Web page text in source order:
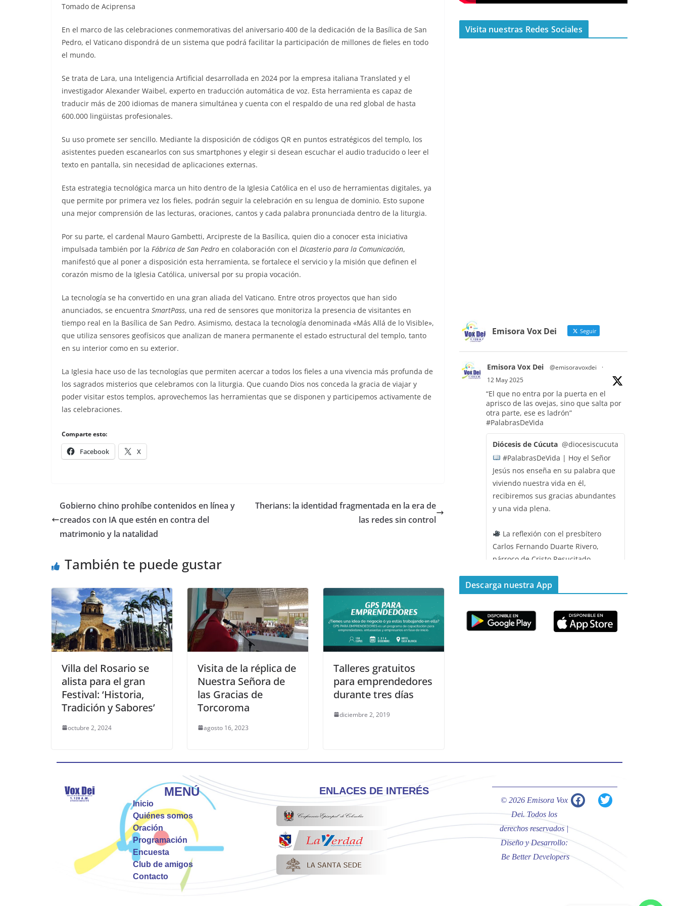
Tomado de Aciprensa
En el marco de las celebraciones conmemorativas del aniversario 400 de la dedicación de la Basílica de San
Pedro, el Vaticano dispondrá de un sistema que podrá facilitar la participación de millones de fieles en todo
el mundo.
Se trata de Lara, una Inteligencia Artificial desarrollada en 2024 por la empresa italiana Translated y el
investigador Alexander Waibel, experto en traducción automática de voz. Esta herramienta es capaz de
traducir más de 200 idiomas de manera simultánea y cuenta con el respaldo de una red global de hasta
600.000 lingüistas profesionales.
Su uso promete ser sencillo. Mediante la disposición de códigos QR en puntos estratégicos del templo, los
asistentes pueden escanearlos con sus smartphones y elegir si desean escuchar el audio traducido o leer el
texto en pantalla, sin necesidad de aplicaciones externas.
Esta estrategia tecnológica marca un hito dentro de la Iglesia Católica en el uso de herramientas digitales, ya
que permite por primera vez los fieles, podrán seguir la celebración en su lengua de dominio. Esto supone
una mejor comprensión de las lecturas, oraciones, cantos y cada palabra pronunciada dentro de la liturgia.
Por su parte, el cardenal Mauro Gambetti, Arcipreste de la Basílica, quien dio a conocer esta iniciativa
impulsada también por la Fábrica de San Pedro en colaboración con el Dicasterio para la Comunicación,
manifestó que al poner a disposición esta herramienta, se fortalece el servicio y la misión que definen el
corazón mismo de la Iglesia Católica, universal por su propia vocación.
La tecnología se ha convertido en una gran aliada del Vaticano. Entre otros proyectos que han sido
anunciados, se encuentra SmartPass, una red de sensores que monitoriza la presencia de visitantes en
tiempo real en la Basílica de San Pedro. Asimismo, destaca la tecnología denominada «Más Allá de lo Visible»,
que utiliza sensores geofísicos que analizan de manera permanente el estado estructural del templo, tanto
en su interior como en su exterior.
La Iglesia hace uso de las tecnologías que permiten acercar a todos los fieles a una vivencia más profunda de
los sagrados misterios que celebramos con la liturgia. Que cuando Dios nos conceda la gracia de viajar y
poder visitar estos templos, aprovechemos las herramientas que se disponen y participemos activamente de
las celebraciones.
Comparte esto:
Facebook X
Gobierno chino prohíbe contenidos en línea y
creados con IA que estén en contra del
matrimonio y la natalidad
Therians: la identidad fragmentada en la era de
las redes sin control
También te puede gustar
Villa del Rosario se
alista para el gran
Festival: ‘Historia,
Tradición y Sabores’
octubre 2, 2024
Visita de la réplica de
Nuestra Señora de
las Gracias de
Torcoroma
agosto 16, 2023
Talleres gratuitos
para emprendedores
durante tres días
diciembre 2, 2019
Visita nuestras Redes Sociales
Emisora Vox Dei Seguir
Emisora Vox Dei @emisoravoxdei
·
12 May 2025
“El que no entra por la puerta en el
aprisco de las ovejas, sino que salta por
otra parte, ese es ladrón”
#PalabrasDeVida
Diócesis de Cúcuta @diocesiscucuta
#PalabrasDeVida | Hoy el Señor
Jesús nos enseña en su palabra que
viviendo nuestra vida en él,
recibiremos sus gracias abundantes
y una vida plena.
La reflexión con el presbítero
Carlos Fernando Duarte Rivero,
párroco de Cristo Resucitado.
Emisora Vox Dei @emisoravoxdei ·
11 May 2025
La reflexión con el presbítero
párroco de Cristo Resucitado.
Emisora Vox Dei @emisoravoxdei
10 May 2025
“Tú tienes palabras de vida eterna”
Descarga nuestra App
MENÚ
Inicio
Quiénes somos
Oración
Programación
Encuesta
Club de amigos
Contacto
ENLACES DE INTERÉS
© 2026 Emisora Vox
Dei. Todos los
derechos reservados |
Diseño y Desarrollo:
Be Better Developers